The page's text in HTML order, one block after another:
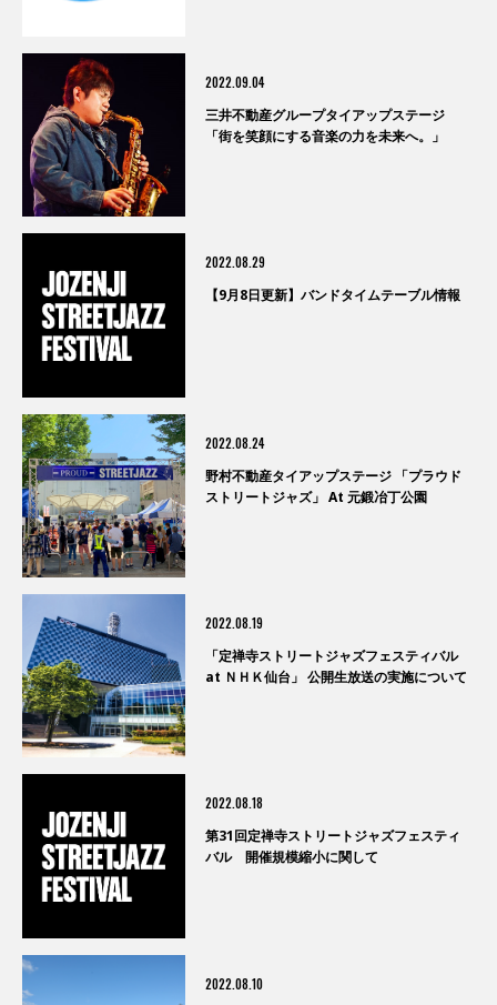
2022.09.04
三井不動産グループタイアップステージ
「街を笑顔にする音楽の力を未来へ。」
2022.08.29
【9月8日更新】バンドタイムテーブル情報
2022.08.24
野村不動産タイアップステージ 「プラウド
ストリートジャズ」 At 元鍛冶丁公園
2022.08.19
「定禅寺ストリートジャズフェスティバル
at ＮＨＫ仙台」 公開生放送の実施について
2022.08.18
第31回定禅寺ストリートジャズフェスティ
バル 開催規模縮小に関して
2022.08.10